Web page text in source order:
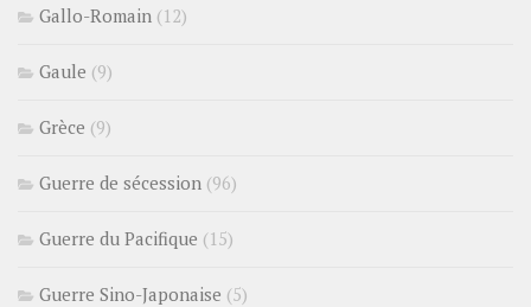
Gallo-Romain (12)
Gaule (9)
Grèce (9)
Guerre de sécession (96)
Guerre du Pacifique (15)
Guerre Sino-Japonaise (5)